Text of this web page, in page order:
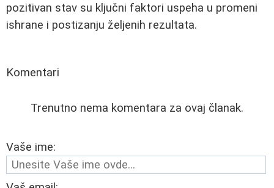
pozitivan stav su ključni faktori uspeha u promeni
ishrane i postizanju željenih rezultata.
Komentari
Trenutno nema komentara za ovaj članak.
Vaše ime: